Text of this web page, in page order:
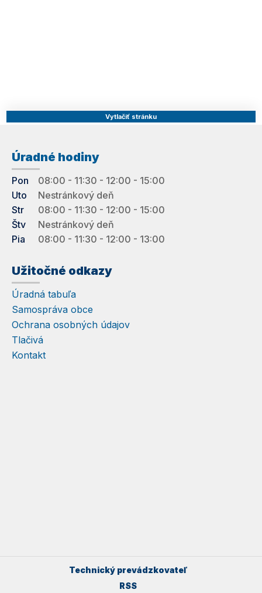
Vytlačiť stránku
Úradné hodiny
Pon
08:00 - 11:30 - 12:00 - 15:00
Uto
Nestránkový deň
Str
08:00 - 11:30 - 12:00 - 15:00
Štv
Nestránkový deň
Pia
08:00 - 11:30 - 12:00 - 13:00
Užitočné odkazy
Úradná tabuľa
Samospráva obce
Ochrana osobných údajov
Tlačivá
Kontakt
Technický prevádzkovateľ
RSS